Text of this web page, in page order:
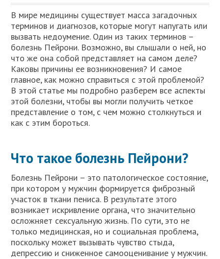
В мире медицины существует масса загадочных
терминов и диагнозов, которые могут напугать или
вызвать недоумение. Один из таких терминов –
болезнь Пейрони. Возможно, вы слышали о ней, но
что же она собой представляет на самом деле?
Каковы причины ее возникновения? И самое
главное, как можно справиться с этой проблемой?
В этой статье мы подробно разберем все аспекты
этой болезни, чтобы вы могли получить четкое
представление о том, с чем можно столкнуться и
как с этим бороться.
Что такое болезнь Пейрони?
Болезнь Пейрони – это патологическое состояние,
при котором у мужчин формируется фиброзный
участок в ткани пениса. В результате этого
возникает искривление органа, что значительно
осложняет сексуальную жизнь. По сути, это не
только медицинская, но и социальная проблема,
поскольку может вызывать чувство стыда,
депрессию и сниженное самооценивание у мужчин.